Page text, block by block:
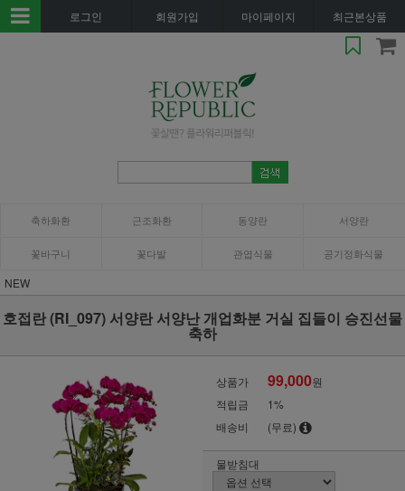
로그인 회원가입 마이페이지 최근본상품
축하화환 근조화환 동양란 서양란
꽃바구니 꽃다발 관엽식물 공기정화식물
NEW
호접란 (RI_097) 서양란 서양난 개업화분 거실 집들이 승진선물
축하
상품가 99,000원
적립금
1%
배송비
(무료)
물받침대